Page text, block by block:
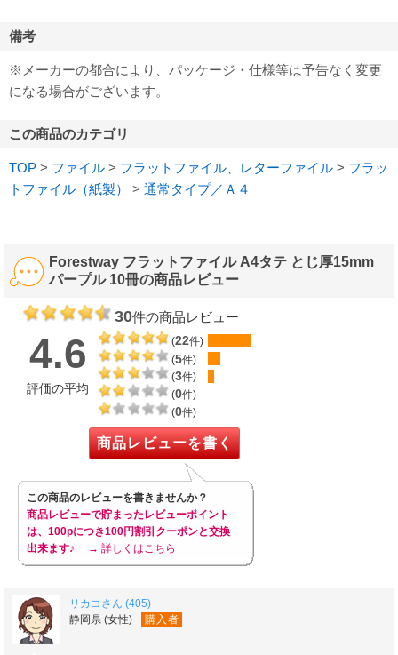
備考
※メーカーの都合により、パッケージ・仕様等は予告なく変更
になる場合がございます。
この商品のカテゴリ
TOP > ファイル > フラットファイル、レターファイル > フラッ
トファイル（紙製）
> 通常タイプ／Ａ４
Forestway フラットファイル A4タテ とじ厚15mm
パープル 10冊の商品レビュー
30件の商品レビュー
4.6
評価の平均
(22件)
(5件)
(3件)
(0件)
(0件)
商品レビューを書く
この商品のレビューを書きませんか？
商品レビューで貯まったレビューポイント
は、100pにつき100円割引クーポンと交換
出来ます♪
→ 詳しくはこちら
リカコさん (405)
静岡県 (女性)
購入者